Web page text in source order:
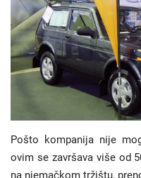
Gradovi
Turizam
Jezik
Latinica Ћирилица
Pošto kompanija nije
ovim se završava više od